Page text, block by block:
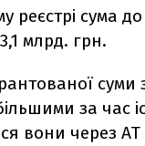
реєстрі сума
млрд. грн.
суми
за час
вони через